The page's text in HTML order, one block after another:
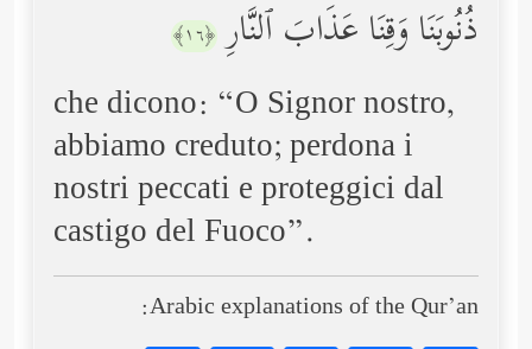
ذُنُوبَنَا وَقِنَا عَذَابَ ٱلنَّارِ ﴿١٦﴾
che dicono: “O Signor nostro,
abbiamo creduto; perdona i
nostri peccati e proteggici dal
castigo del Fuoco”.
Arabic explanations of the Qur’an: